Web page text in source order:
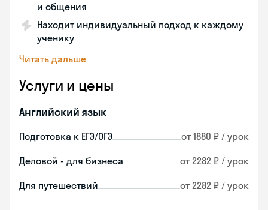
и общения
Находит индивидуальный подход к каждому
ученику
Читать дальше
Услуги и цены
Английский язык
Подготовка к ЕГЭ/ОГЭ от 1880 ₽ / урок
Деловой - для бизнеса от 2282 ₽ / урок
Для путешествий от 2282 ₽ / урок